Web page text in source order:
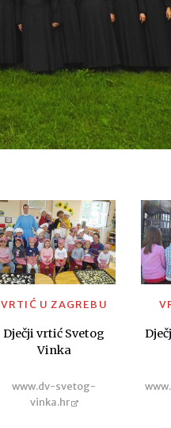
VRTIĆ U ZAGREBU
Dječji vrtić Svetog
Vinka
www.dv-svetog-
vinka.hr